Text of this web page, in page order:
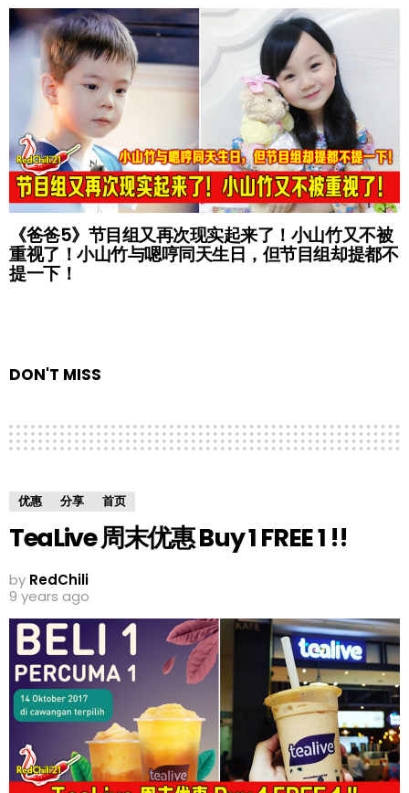
《爸爸5》节目组又再次现实起来了！小山竹又不被
重视了！小山竹与嗯哼同天生日，但节目组却提都不
提一下！
DON'T MISS
优惠 分享 首页
TeaLive 周末优惠 Buy 1 FREE 1 !!
by RedChili
9 years ago